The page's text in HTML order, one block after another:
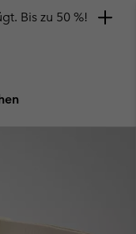
Bis zu 50 %!